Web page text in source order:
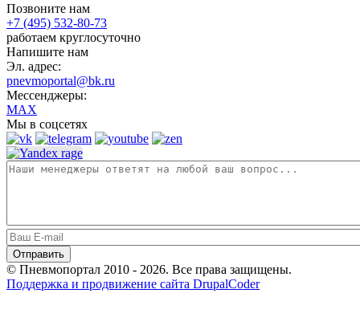
Позвоните нам
+7 (495) 532-80-73
работаем круглосуточно
Напишите нам
Эл. адрес:
pnevmoportal@bk.ru
Мессенджеры:
MAX
Мы в соцсетях
© Пневмопортал 2010 - 2026. Все права защищены.
Поддержка и продвижение сайта DrupalCoder